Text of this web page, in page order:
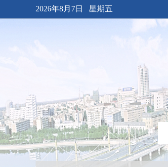
2026年8月7日 星期五